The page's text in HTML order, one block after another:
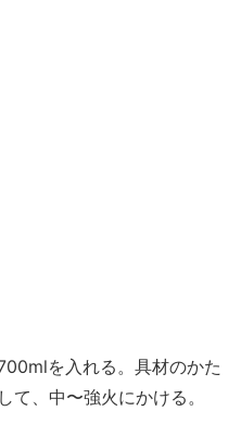
を入れる。具材のかた
て、中〜強火にかける。